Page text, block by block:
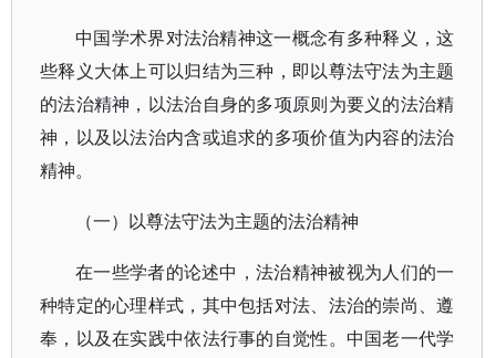
中国学术界对法治精神这一概念有多种释义，这
些释义大体上可以归结为三种，即以尊法守法为主题
的法治精神，以法治自身的多项原则为要义的法治精
神，以及以法治内含或追求的多项价值为内容的法治
精神。
（一）以尊法守法为主题的法治精神
在一些学者的论述中，法治精神被视为人们的一
种特定的心理样式，其中包括对法、法治的崇尚、遵
奉，以及在实践中依法行事的自觉性。中国老一代学